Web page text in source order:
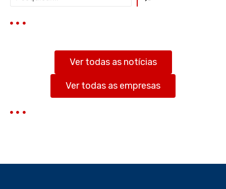
q
Ver todas as notícias
Ver todas as empresas